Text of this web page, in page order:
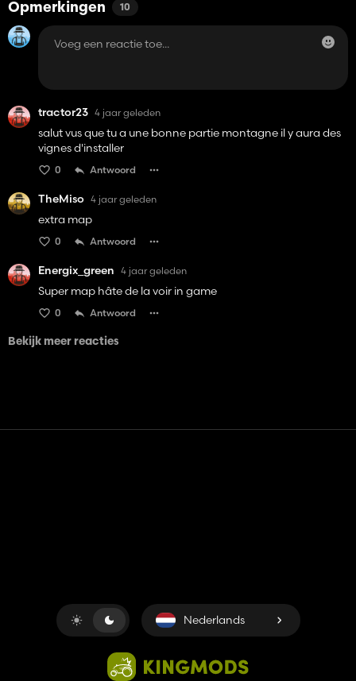
Opmerkingen 10
tractor23 4 jaar geleden
salut vus que tu a une bonne partie montagne il y aura des
vignes d'installer
0 Antwoord
TheMiso 4 jaar geleden
extra map
0 Antwoord
Energix_green 4 jaar geleden
Super map hâte de la voir in game
0 Antwoord
Bekijk meer reacties
Nederlands